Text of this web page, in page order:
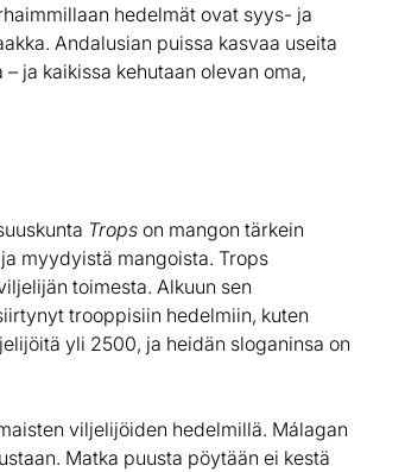
hedelmät ovat syys- ja
Andalusian puissa kasvaa useita
ja kaikissa kehutaan olevan oma,
Trops on mangon tärkein
myydyistä mangoista. Trops
toimesta. Alkuun sen
trooppisiin hedelmiin, kuten
yli 2500, ja heidän sloganinsa on
viljelijöiden hedelmillä. Málagan
Matka puusta pöytään ei kestä